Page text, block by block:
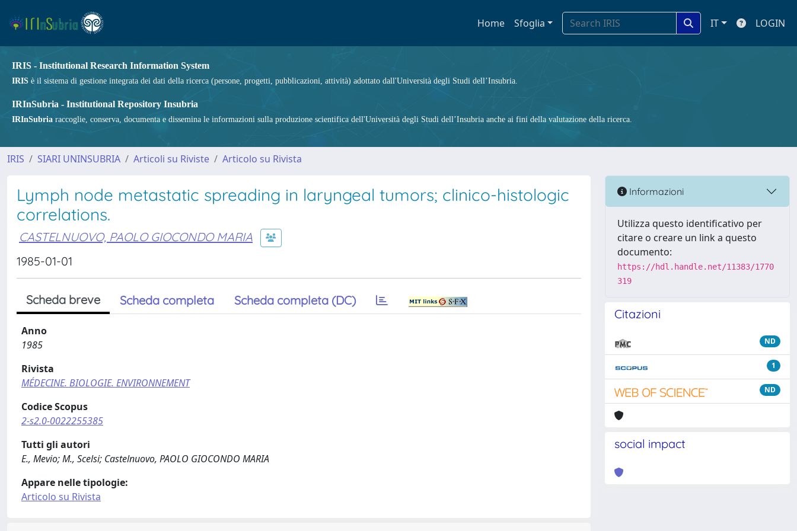
Home Sfoglia IT LOGIN
IRIS - Institutional Research Information System
IRIS è il sistema di gestione integrata dei dati della ricerca (persone, progetti, pubblicazioni, attività) adottato dall'Università degli Studi dell’Insubria.
IRInSubria - Institutional Repository Insubria
IRInSubria raccoglie, conserva, documenta e dissemina le informazioni sulla produzione scientifica dell'Università degli Studi dell’Insubria anche ai fini della valutazione della ricerca.
IRIS SIARI UNINSUBRIA Articoli su Riviste Articolo su Rivista
Lymph node metastatic spreading in laryngeal tumors; clinico-histologic
correlations.
CASTELNUOVO, PAOLO GIOCONDO MARIA
1985-01-01
Scheda breve Scheda completa Scheda completa (DC)
Anno
1985
Rivista
MÉDECINE. BIOLOGIE. ENVIRONNEMENT
Codice Scopus
2-s2.0-0022255385
Tutti gli autori
E., Mevio; M., Scelsi; Castelnuovo, PAOLO GIOCONDO MARIA
Appare nelle tipologie:
Articolo su Rivista
Informazioni
Utilizza questo identificativo per
citare o creare un link a questo
documento:
https://hdl.handle.net/11383/1770
319
Citazioni
ND
1
ND
social impact